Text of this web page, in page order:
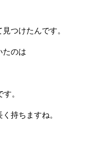
つけたんです。
たのは
。
持ちますね。